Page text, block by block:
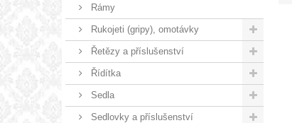
Rámy
Rukojeti (gripy), omotávky
Řetězy a příslušenství
Řídítka
Sedla
Sedlovky a příslušenství